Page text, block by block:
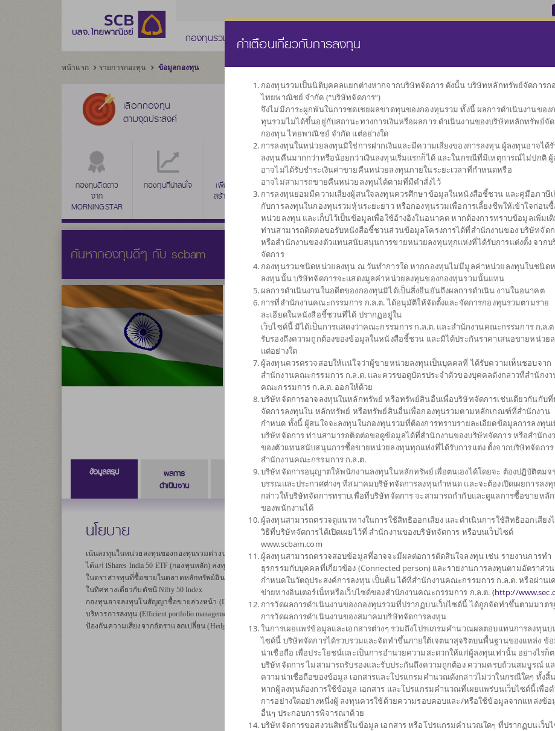
กองทุนรวม กองทุนส่วนบุคคล
หน้าแรก รายการกองทุน ข้อมูลกองทุน
เลือกกองทุน
ตามจุดประสงค์
กองทุนติดดาว
จาก
MORNINGSTAR
กองทุนที่น่าสนใจ
เพิ่มค่าเงินลงทุน
สร้างผลตอบแทน
ผันผวนต่ำ
รักษาเงินลงทุน
กระจายการลงทุน
หลายสินทรัพย์
รับเงินปันผล
การลงทุน
เลือกกองทุน
ตามนโยบายการลงทุน
กองทุนรวมตลาด
เงิน
กองทุนรวม
ตราสารหนี้
กองทุนรวมดัชนี
ตราสารทุน
ผสม
ค้นหากองทุนดีๆ กับ scbam
กองทุนเปิดไทยพาณิชย์ หุ้นอินเดีย (ชนิดสะสมมูลค่า)
SCBINDIAA SHARE
ความเสี่ยงสูง
6
ตั้งแต่ต้นปี
-11.07%
ข้อมูล ณ วันที่ 6 สิงหาคม 2569
มูลค่าหน่วยลงทุ
-
ข้อมูล ณ วันที่ 6 ส.ค.
*ตามสกุลเงินของก
ข้อมูลสรุป
ผลการ
ดำเนินงาน
ข้อมูลการ
ดาวน์โหลด
เอกสาร
ปฏิทิน
วันหยุด
นโยบาย
เน้นลงทุนในหน่วยลงทุนของกองทุนรวมต่างประเทศเพียงกองทุนเดียว (Feeder Fund)
ได้แก่ iShares India 50 ETF (กองทุนหลัก) ลงทุนในสกุลเงิน USD กองทุนหลักเน้นลงทุน
ในตราสารทุนที่ซื้อขายในตลาดหลักทรัพย์อินเดียเพื่อให้ได้ผลตอบแทนของกองทุนไป
ในทิศทางเดียวกับดัชนี Nifty 50 Index
กองทุนอาจลงทุนในสัญญาซื้อขายล่วงหน้า (Derivatives) เพื่อเพิ่มประสิทธิภาพการ
บริหารการลงทุน (Efficient portfolio management) และ/หรือการบริหารความเสี่ยง โดย
ป้องกันความเสี่ยงจากอัตราแลกเปลี่ยน (Hedging) ตามดุลยพินิจของผู้จัดการกองทุน
ประเภทกองทุน
กองทุนที่ลงทุนในต่างประเทศ
จำนวนเงินลงทุนโครงการ 5,000 ล้าน
วันที่จดทะเบียนกองทุน
วันที่ 24 มี.ค. 2558
วันที่ครบอายุกองทุน
N/A
ราคาขาย 12.9523
ราคาซื้อคืน 12.8750
มูลค่าทรัพย์สินสุทธิ
คำเตือนเกี่ยวกับการลงทุน
กองทุนรวมเป็นนิติบุคคลแยกต่างหากจากบริษัทจัดการ ดังนั้น บริษัทหลักทรัพย์จัดการก
ไทยพาณิชย์ จำกัด (“บริษัทจัดการ”)
จึงไม่มีภาระผูกพันในการชดเชยผลขาดทุนของกองทุนรวม ทั้งนี้ ผลการดำเนินงานของ
ทุนรวมไม่ได้ขึ้นอยู่กับสถานะทางการเงินหรือผลการ ดำเนินงานของบริษัทหลักทรัพย์จั
กองทุน ไทยพาณิชย์ จำกัด แต่อย่างใด
การลงทุนในหน่วยลงทุนมิใช่การฝากเงินและมีความเสี่ยงของการลงทุน ผู้ลงทุนอาจได้รั
ลงทุนคืนมากกว่าหรือน้อยกว่าเงินลงทุนเริ่มแรกก็ได้ และในกรณีที่มีเหตุการณ์ไม่ปกติ
อาจไม่ได้รับชำระเงินค่าขายคืนหน่วยลงทุนภายในระยะเวลาที่กำหนดหรือ
อาจไม่สามารถขายคืนหน่วยลงทุนได้ตามที่มีคำสั่งไว้
การลงทุนย่อมมีความเสี่ยงผู้สนใจลงทุนควรศึกษาข้อมูลในหนังสือชี้ชวน และคู่มือภาษีเ
กับการลงทุนในกองทุนรวมหุ้นระยะยาว หรือกองทุนรวมเพื่อการเลี้ยงชีพให้เข้าใจก่อน
หน่วยลงทุน และเก็บไว้เป็นข้อมูลเพื่อใช้อ้างอิงในอนาคต หากต้องการทราบข้อมูลเพิ่มเ
ท่านสามารถติดต่อขอรับหนังสือชี้ชวนส่วนข้อมูลโครงการได้ที่สำนักงานของ บริษัทจัด
หรือสำนักงานของตัวแทนสนับสนุนการขายหน่วยลงทุนทุกแห่งที่ได้รับการแต่งตั้ง จากบ
จัดการ
กองทุนรวมชนิดหน่วยลงทุน ณ วันทำการใด หากกองทุนไม่มีมูลค่าหน่วยลงทุนในชนิด
ลงทุนนั้น บริษัทจัดการจะแสดงมูลค่าหน่วยลงทุนของกองทุนรวมนั้นแทน
ผลการดำเนินงานในอดีตของกองทุนมิได้เป็นสิ่งยืนยันถึงผลการดำเนิน งานในอนาคต
การที่สำนักงานคณะกรรมการ ก.ล.ต. ได้อนุมัติให้จัดตั้งและจัดการกองทุนรวมตามราย
ละเอียดในหนังสือชี้ชวนที่ได้ ปรากฏอยู่ใน
เว็บไซด์นี้ มิได้เป็นการแสดงว่าคณะกรรมการ ก.ล.ต. และสำนักงานคณะกรรมการ ก.ล.
รับรองถึงความถูกต้องของข้อมูลในหนังสือชี้ชวน และมิได้ประกันราคาเสนอขายหน่วย
แต่อย่างใด
ผู้ลงทุนควรตรวจสอบให้แน่ใจว่าผู้ขายหน่วยลงทุนเป็นบุคคลที่ ได้รับความเห็นชอบจาก
สำนักงานคณะกรรมการ ก.ล.ต. และควรขอดูบัตรประจำตัวของบุคคลดังกล่าวที่สำนักงา
คณะกรรมการ ก.ล.ต. ออกให้ด้วย
บริษัทจัดการอาจลงทุนในหลักทรัพย์ หรือทรัพย์สินอื่นเพื่อบริษัทจัดการเช่นเดียวกันกับ
จัดการลงทุนใน หลักทรัพย์ หรือทรัพย์สินอื่นเพื่อกองทุนรวมตามหลักเกณฑ์ที่สำนักงาน
กำหนด ทั้งนี้ ผู้สนใจจะลงทุนในกองทุนรวมที่ต้องการทราบรายละเอียดข้อมูลการลงทุน
บริษัทจัดการ ท่านสามารถติดต่อขอดูข้อมูลได้ที่สำนักงานของบริษัทจัดการ หรือสำนักง
ของตัวแทนสนับสนุนการซื้อขายหน่วยลงทุนทุกแห่งที่ได้รับการแต่ง ตั้งจากบริษัทจัดการ
สำนักงานคณะกรรมการ ก.ล.ต.
บริษัทจัดการอนุญาตให้พนักงานลงทุนในหลักทรัพย์เพื่อตนเองได้โดยจะ ต้องปฏิบัติตมจ
บรรณและประกาศต่างๆ ที่สมาคมบริษัทจัดการลงทุนกำหนด และจะต้องเปิดเผยการลงทุ
กล่าวให้บริษัทจัดการทราบเพื่อที่บริษัทจัดการ จะสามารถกำกับและดูแลการซื้อขายหลั
ของพนักงานได้
ผู้ลงทุนสามารถตรวจดูแนวทางในการใช้สิทธิออกเสียง และดำเนินการใช้สิทธิออกเสียง
วิธีที่บริษัทจัดการได้เปิดเผยไว้ที่ สำนักงานของบริษัทจัดการ หรือบนเว็บไซด์
www.scbam.com
ผู้ลงทุนสามารถตรวจสอบข้อมูลที่อาจจะมีผลต่อการตัดสินใจลงทุน เช่น รายงานการทำ
ธุรกรรมกับบุคคลที่เกี่ยวข้อง (Connected person) และรายงานการลงทุนตามอัตราส่ว
กำหนดในวัตถุประสงค์การลงทุน เป็นต้น ได้ที่สำนักงานคณะกรรมการ ก.ล.ต. หรือผ่านเ
ข่ายทางอินเตอร์เน็ทหรือเว็บไซด์ของสำนักงานคณะกรรมการ ก.ล.ต. (http://
การวัดผลการดำเนินงานของกองทุนรวมที่ปรากฏบนเว็บไซด์นี้ ได้ถูกจัดทำขึ้นตามมาตร
การวัดผลการดำเนินงานของสมาคมบริษัทจัดการลงทุน
ในการเผยแพร่ข้อมูลและเอกสารต่างๆ รวมถึงโปรแกรมคำนวณผลตอบแทนการลงทุนบ
ไซด์นี้ บริษัทจัดการได้รวบรวมและจัดทำขึ้นภายใต้เจตนาสุจริตบนพื้นฐานของแหล่ง ข้
น่าเชื่อถือ เพื่อประโยชน์และเป็นการอำนวยความสะดวกให้แก่ผู้ลงทุนเท่านั้น อย่างไรก็
บริษัทจัดการ ไม่สามารถรับรองและรับประกันถึงความถูกต้อง ความครบถ้วนสมบูรณ์ แ
ความน่าเชื่อถือของข้อมูล เอกสารและโปรแกรมคำนวณดังกล่าวไม่ว่าในกรณีใดๆ ทั้งสิ้
หากผู้ลงทุนต้องการใช้ข้อมูล เอกสาร และโปรแกรมคำนวณที่เผยแพร่บนเว็บไซด์นี้เพื่อด
การอย่างใดอย่างหนึ่งผู้ ลงทุนควรใช้ด้วยความรอบคอบและ/หรือใช้ข้อมูลจากแหล่งข้อ
อื่นๆ ประกอบการพิจารณาด้วย
บริษัทจัดการขอสงวนสิทธิ์ในข้อมูล เอกสาร หรือโปรแกรมคำนวณใดๆ ที่ปรากฏบนเว็บ